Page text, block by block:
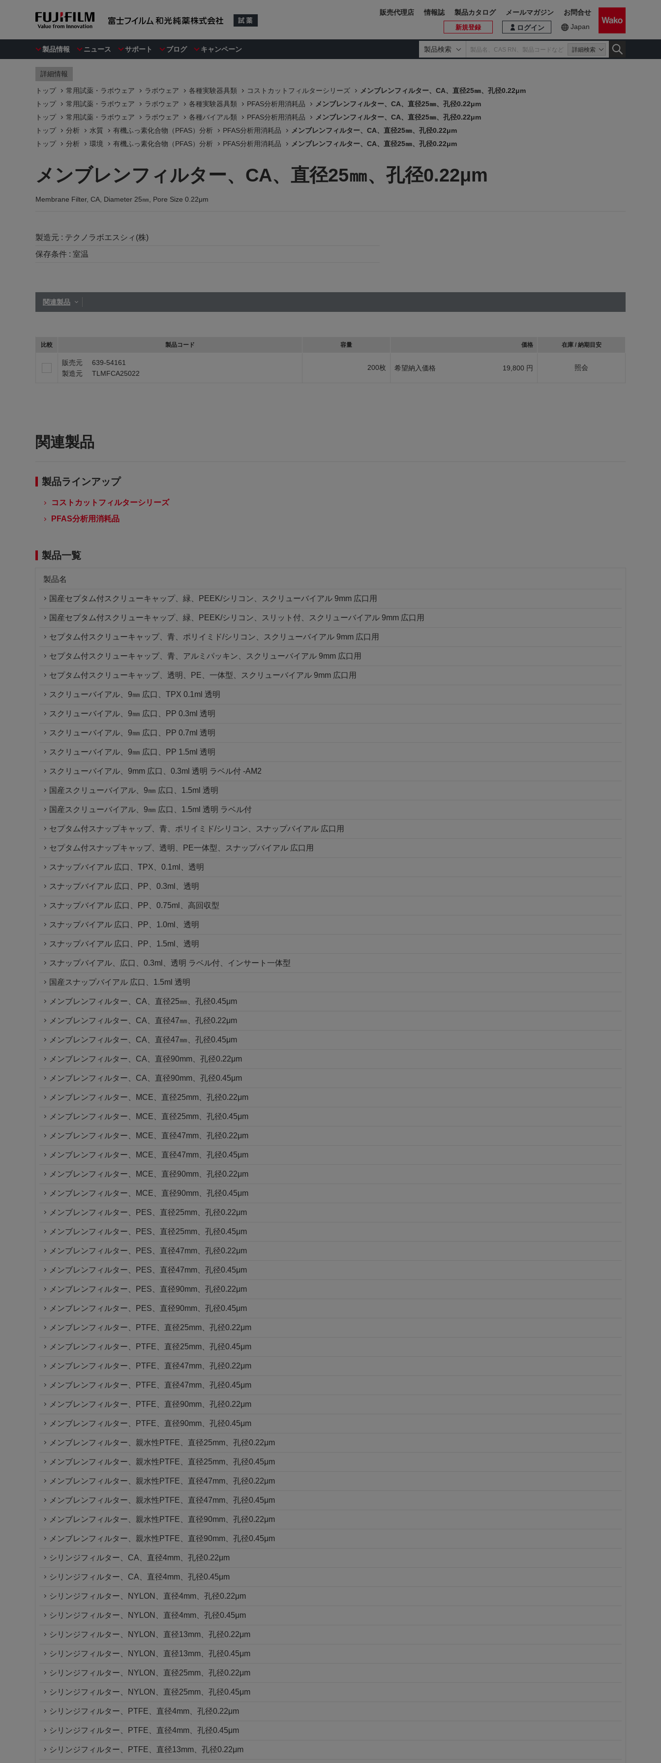
製品情報 ニュース サポート ブログ キャンペーン 製品検索 詳細検索
ログイン
新規登録 Japan
販売代理店 情報誌 製品カタログ メールマガジン お問合せ
詳細情報
トップ 常用試薬・ラボウェア ラボウェア 各種実験器具類 コストカットフィルターシリーズ
メンブレンフィルター、CA、直径25㎜、孔径0.22μm
トップ
常用試薬・ラボウェア ラボウェア 各種実験器具類 PFAS分析用消耗品
メンブレンフィルター、CA、直径25㎜、孔径0.22μm
トップ
常用試薬・ラボウェア ラボウェア 各種バイアル類 PFAS分析用消耗品
メンブレンフィルター、CA、直径25㎜、孔径0.22μm
トップ
分析 水質 有機ふっ素化合物（PFAS）分析 PFAS分析用消耗品
メンブレンフィルター、CA、直径25㎜、孔径0.22μm
トップ
分析 環境 有機ふっ素化合物（PFAS）分析 PFAS分析用消耗品 メンブレンフィルター、CA、直径25㎜、孔径0.22μm
メンブレンフィルター、CA、直径25㎜、孔径0.22μm
Membrane Filter, CA, Diameter 25㎜, Pore Size 0.22μm
製造元 : テクノラボエスシィ(株)
保存条件 : 室温
関連製品
比較 製品コード 容量 価格 在庫 / 納期目安
販売元
639-54161
製造元
TLMFCA25022
200枚 希望納入価格 19,800 円 照会
関連製品
製品ラインアップ
コストカットフィルターシリーズ
PFAS分析用消耗品
製品一覧
製品名
国産セプタム付スクリューキャップ、緑、PEEK/シリコン、スクリューバイアル 9mm 広口用
国産セプタム付スクリューキャップ、緑、PEEK/シリコン、スリット付、スクリューバイアル 9mm 広口用
セプタム付スクリューキャップ、青、ポリイミド/シリコン、スクリューバイアル 9mm 広口用
セプタム付スクリューキャップ、青、アルミパッキン、スクリューバイアル 9mm 広口用
セプタム付スクリューキャップ、透明、PE、一体型、スクリューバイアル 9mm 広口用
スクリューバイアル、9㎜ 広口、TPX 0.1ml 透明
スクリューバイアル、9㎜ 広口、PP 0.3ml 透明
スクリューバイアル、9㎜ 広口、PP 0.7ml 透明
スクリューバイアル、9㎜ 広口、PP 1.5ml 透明
スクリューバイアル、9mm 広口、0.3ml 透明 ラベル付 -AM2
国産スクリューバイアル、9㎜ 広口、1.5ml 透明
国産スクリューバイアル、9㎜ 広口、1.5ml 透明 ラベル付
セプタム付スナップキャップ、青、ポリイミド/シリコン、スナップバイアル 広口用
セプタム付スナップキャップ、透明、PE一体型、スナップバイアル 広口用
スナップバイアル 広口、TPX、0.1ml、透明
スナップバイアル 広口、PP、0.3ml、透明
スナップバイアル 広口、PP、0.75ml、高回収型
スナップバイアル 広口、PP、1.0ml、透明
スナップバイアル 広口、PP、1.5ml、透明
スナップバイアル、広口、0.3ml、透明 ラベル付、インサート一体型
国産スナップバイアル 広口、1.5ml 透明
メンブレンフィルター、CA、直径25㎜、孔径0.45μm
メンブレンフィルター、CA、直径47㎜、孔径0.22μm
メンブレンフィルター、CA、直径47㎜、孔径0.45μm
メンブレンフィルター、CA、直径90mm、孔径0.22μm
メンブレンフィルター、CA、直径90mm、孔径0.45μm
メンブレンフィルター、MCE、直径25mm、孔径0.22μm
メンブレンフィルター、MCE、直径25mm、孔径0.45μm
メンブレンフィルター、MCE、直径47mm、孔径0.22μm
メンブレンフィルター、MCE、直径47mm、孔径0.45μm
メンブレンフィルター、MCE、直径90mm、孔径0.22μm
メンブレンフィルター、MCE、直径90mm、孔径0.45μm
メンブレンフィルター、PES、直径25mm、孔径0.22μm
メンブレンフィルター、PES、直径25mm、孔径0.45μm
メンブレンフィルター、PES、直径47mm、孔径0.22μm
メンブレンフィルター、PES、直径47mm、孔径0.45μm
メンブレンフィルター、PES、直径90mm、孔径0.22μm
メンブレンフィルター、PES、直径90mm、孔径0.45μm
メンブレンフィルター、PTFE、直径25mm、孔径0.22μm
メンブレンフィルター、PTFE、直径25mm、孔径0.45μm
メンブレンフィルター、PTFE、直径47mm、孔径0.22μm
メンブレンフィルター、PTFE、直径47mm、孔径0.45μm
メンブレンフィルター、PTFE、直径90mm、孔径0.22μm
メンブレンフィルター、PTFE、直径90mm、孔径0.45μm
メンブレンフィルター、親水性PTFE、直径25mm、孔径0.22μm
メンブレンフィルター、親水性PTFE、直径25mm、孔径0.45μm
メンブレンフィルター、親水性PTFE、直径47mm、孔径0.22μm
メンブレンフィルター、親水性PTFE、直径47mm、孔径0.45μm
メンブレンフィルター、親水性PTFE、直径90mm、孔径0.22μm
メンブレンフィルター、親水性PTFE、直径90mm、孔径0.45μm
シリンジフィルター、CA、直径4mm、孔径0.22μm
シリンジフィルター、CA、直径4mm、孔径0.45μm
シリンジフィルター、NYLON、直径4mm、孔径0.22μm
シリンジフィルター、NYLON、直径4mm、孔径0.45μm
シリンジフィルター、NYLON、直径13mm、孔径0.22μm
シリンジフィルター、NYLON、直径13mm、孔径0.45μm
シリンジフィルター、NYLON、直径25mm、孔径0.22μm
シリンジフィルター、NYLON、直径25mm、孔径0.45μm
シリンジフィルター、PTFE、直径4mm、孔径0.22μm
シリンジフィルター、PTFE、直径4mm、孔径0.45μm
シリンジフィルター、PTFE、直径13mm、孔径0.22μm